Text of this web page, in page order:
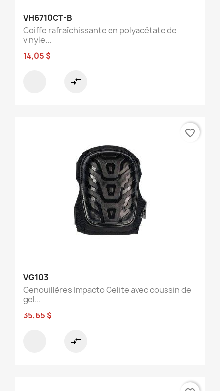
VH6710CT-B
Coiffe rafraîchissante en polyacétate de
vinyle...
14,05 $
compare_arrows
VG103
Genouillères Impacto Gelite avec coussin de
gel...
35,65 $
compare_arrows
favorite_border